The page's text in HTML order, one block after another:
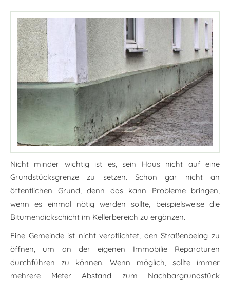
Nicht minder wichtig ist es, sein Haus nicht auf eine
Grundstücksgrenze zu setzen. Schon gar nicht an
öffentlichen Grund, denn das kann Probleme bringen,
wenn es einmal nötig werden sollte, beispielsweise die
Bitumendickschicht im Kellerbereich zu ergänzen.
Eine Gemeinde ist nicht verpflichtet, den Straßenbelag zu
öffnen, um an der eigenen Immobilie Reparaturen
durchführen zu können. Wenn möglich, sollte immer
mehrere Meter Abstand zum Nachbargrundstück